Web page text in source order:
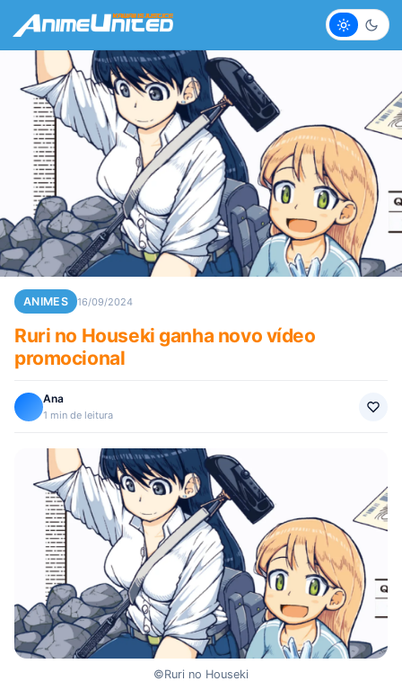
Claro
ANIMES 16/09/2024
Ruri no Houseki ganha novo vídeo
promocional
Ana
1 min de leitura
©Ruri no Houseki